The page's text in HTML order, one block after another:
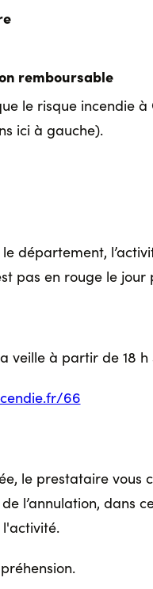
remboursable
le risque incendie
ici à gauche).
le département,
pas en rouge le jour
veille à partir de 18 h
66
le prestataire vous
l’annulation, dans